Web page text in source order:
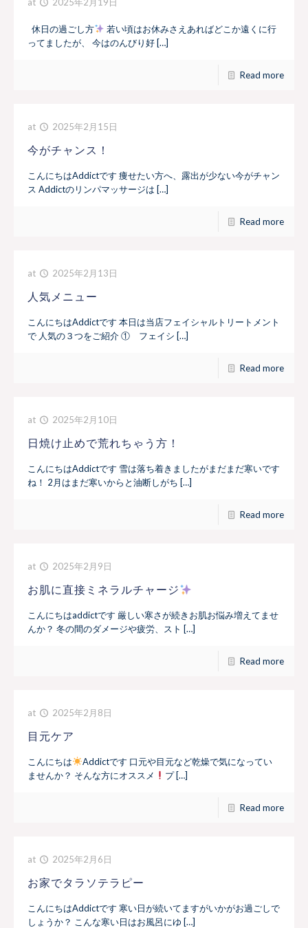
休日の過ごし方
若い頃はお休みさえあればどこか遠くに行
ってましたが、 今はのんびり好 […]
Read more
at 2025年2月15日
今がチャンス！
こんにちはAddictです 痩せたい方へ、露出が少ない今がチャン
ス Addictのリンパマッサージは […]
Read more
at 2025年2月13日
人気メニュー
こんにちはAddictです 本日は当店フェイシャルトリートメント
で 人気の３つをご紹介 ① フェイシ […]
Read more
at 2025年2月10日
日焼け止めで荒れちゃう方！
こんにちはAddictです 雪は落ち着きましたがまだまだ寒いです
ね！ 2月はまだ寒いからと油断しがち […]
Read more
at 2025年2月9日
お肌に直接ミネラルチャージ
こんにちはaddictです 厳しい寒さが続きお肌お悩み増えてませ
んか？ 冬の間のダメージや疲労、スト […]
Read more
at 2025年2月8日
目元ケア
こんにちは
Addictです 口元や目元など乾燥で気になってい
ませんか？ そんな方にオススメ
プ […]
Read more
at 2025年2月6日
お家でタラソテラピー
こんにちはAddictです 寒い日が続いてますがいかがお過ごしで
しょうか？ こんな寒い日はお風呂にゆ […]